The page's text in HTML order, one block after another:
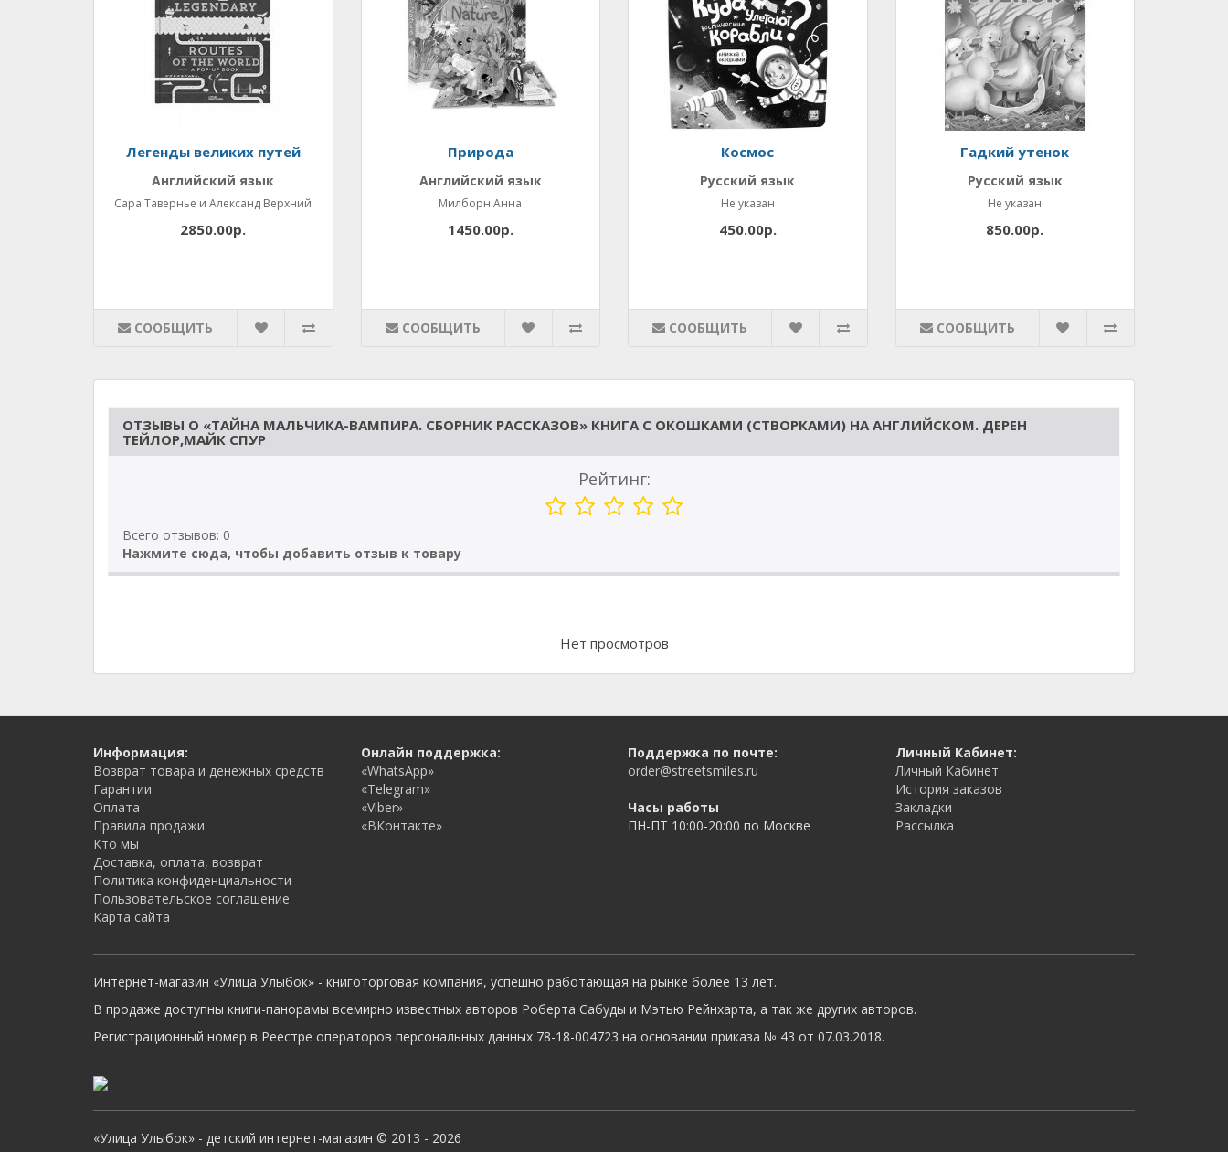
Легенды великих путей
Английский язык
Сара Тавернье и Александ Верхний
2850.00р.
СООБЩИТЬ
Природа
Английский язык
Милборн Анна
1450.00р.
СООБЩИТЬ
Космос
Русский язык
Не указан
450.00р.
СООБЩИТЬ
Гадкий утенок
Русский язык
Не указан
850.00р.
СООБЩИТЬ
ОТЗЫВЫ О «ТАЙНА МАЛЬЧИКА-ВАМПИРА. СБОРНИК РАССКАЗОВ» КНИГА С ОКОШКАМИ (СТВОРКАМИ) НА АНГЛИЙСКОМ. ДЕРЕН
ТЕЙЛОР,МАЙК СПУР
Рейтинг:
Всего отзывов: 0
Нажмите сюда, чтобы добавить отзыв к товару
Нет просмотров
Информация:
Возврат товара и денежных средств
Гарантии
Оплата
Правила продажи
Кто мы
Доставка, оплата, возврат
Политика конфиденциальности
Пользовательское соглашение
Карта сайта
Онлайн поддержка:
«WhatsApp»
«Telegram»
«Viber»
«ВКонтакте»
Поддержка по почте:
order@streetsmiles.ru
Часы работы
ПН-ПТ 10:00-20:00 по Москве
Личный Кабинет:
Личный Кабинет
История заказов
Закладки
Рассылка
Интернет-магазин «Улица Улыбок» - книготорговая компания, успешно работающая на рынке более 13 лет.
В продаже доступны книги-панорамы всемирно известных авторов Роберта Сабуды и Мэтью Рейнхарта, а так же других авторов.
Регистрационный номер в Реестре операторов персональных данных 78-18-004723 на основании приказа № 43 от 07.03.2018.
«Улица Улыбок» - детский интернет-магазин © 2013 - 2026